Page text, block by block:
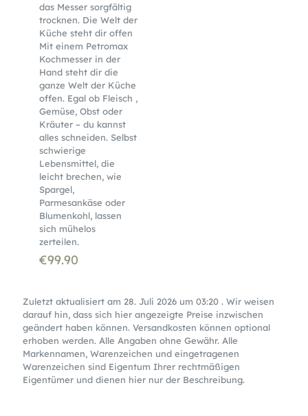
das Messer sorgfältig
trocknen. Die Welt der
Küche steht dir offen
Mit einem Petromax
Kochmesser in der
Hand steht dir die
ganze Welt der Küche
offen. Egal ob Fleisch ,
Gemüse, Obst oder
Kräuter – du kannst
alles schneiden. Selbst
schwierige
Lebensmittel, die
leicht brechen, wie
Spargel,
Parmesankäse oder
Blumenkohl, lassen
sich mühelos
zerteilen.
€99.90
Zuletzt aktualisiert am 28. Juli 2026 um 03:20 . Wir weisen
darauf hin, dass sich hier angezeigte Preise inzwischen
geändert haben können. Versandkosten können optional
erhoben werden. Alle Angaben ohne Gewähr. Alle
Markennamen, Warenzeichen und eingetragenen
Warenzeichen sind Eigentum Ihrer rechtmäßigen
Eigentümer und dienen hier nur der Beschreibung.